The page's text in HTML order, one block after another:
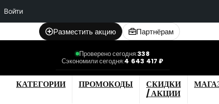
Войти
Разместить акцию Партнёрам
Проверено сегодня:338
Сэкономили сегодня:4 643 417 ₽
КАТЕГОРИИ ПРОМОКОДЫ
СКИДКИ
/ АКЦИИ